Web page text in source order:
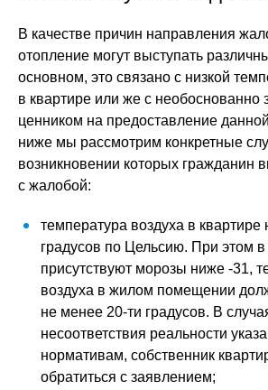
В качестве причин направления
отопление могут выступать
основном, это связано с низкой
в квартире или же с
ценником на предоставление
ниже мы рассмотрим конкретные
возникновении которых гражданин
с жалобой:
температура воздуха в квартире
градусов по Цельсию. При этом в
присутствуют морозы ниже -31,
воздуха в жилом помещении
не менее 20-ти градусов. В
несоответствия реальности
нормативам, собственник
обратиться с заявлением;